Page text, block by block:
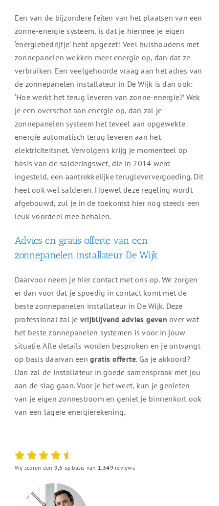
Een van de bijzondere feiten van het plaatsen van een
zonne-energie systeem, is dat je hiermee je eigen
‘energiebedrijfje’ hebt opgezet! Veel huishoudens met
zonnepanelen wekken meer energie op, dan dat ze
verbruiken. Een veelgehoorde vraag aan het adres van
de zonnepanelen installateur in De Wijk is dan ook:
‘Hoe werkt het terug leveren van zonne-energie?’ Wek
je een overschot aan energie op, dan zal je
zonnepanelen systeem het teveel aan opgewekte
energie automatisch terug leveren aan het
elektriciteitsnet. Vervolgens krijg je momenteel op
basis van de salderingswet, die in 2014 werd
ingesteld, een aantrekkelijke terugleververgoeding. Dit
heet ook wel salderen. Hoewel deze regeling wordt
afgebouwd, zul je in de toekomst hier nog steeds een
leuk voordeel mee behalen.
Advies en gratis offerte van een
zonnepanelen installateur De Wijk
Daarvoor neem je hier contact met ons op. We zorgen
er dan voor dat je spoedig in contact komt met de
beste zonnepanelen installateur in De Wijk. Deze
professional zal je vrijblijvend advies geven over wat
het beste zonnepanelen systemen is voor in jouw
situatie. Alle details worden besproken en je ontvangt
op basis daarvan eengratis offerte. Ga je akkoord?
Dan zal de installateur in goede samenspraak met jou
aan de slag gaan. Voor je het weet, kun je genieten
van je eigen zonnestroom en geniet je binnenkort ook
van een lagere energierekening.
Wij scoren een 9,5 op basis van 1.349reviews